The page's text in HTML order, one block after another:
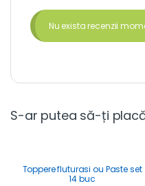
Nu exista recenzii
S-ar putea să-ți
Toppere fluturasi ou Paste set
14 buc